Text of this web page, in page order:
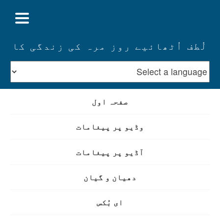
لُطف اُٹھائیے روز مرہ کی زندگی کا
صفحہ اول
وڈیو پر پیغامات
آڈیو پر پیغامات
دھیان و گیان
ای بُکس